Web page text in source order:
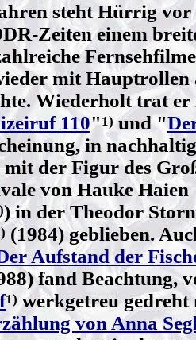
steht Hürrig
Zeiten einem
mit Hauptrollen
Wiederholt trat er
110"1) und "
in
der Figur des
von Hauke Haien
) in der Theodor
(1984) geblieben.
Aufstand der
fand Beachtung,
1) werkgetreu gedreht
von Anna